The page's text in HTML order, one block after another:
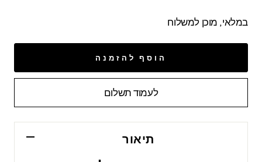
במלאי, מוכן למשלוח
הוסף להזמנה
לעמוד תשלום
תיאור